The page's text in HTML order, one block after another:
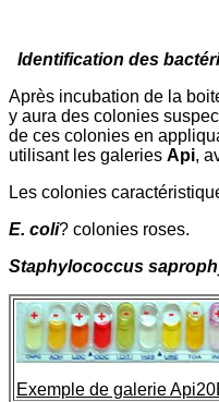
Identification des
Après incubation de la
y aura des colonies
de ces colonies en
utilisant les galeries Api,
Les colonies
E. coli? colonies roses.
Staphylococcus
Exemple de galerie